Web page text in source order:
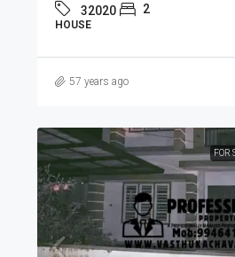
32020 2
HOUSE
57 years ago
FOR